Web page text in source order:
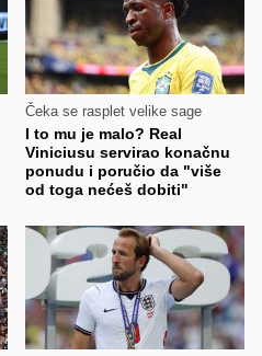
Čeka se rasplet velike sage
I to mu je malo? Real
Viniciusu servirao konačnu
ponudu i poručio da "više
od toga nećeš dobiti"